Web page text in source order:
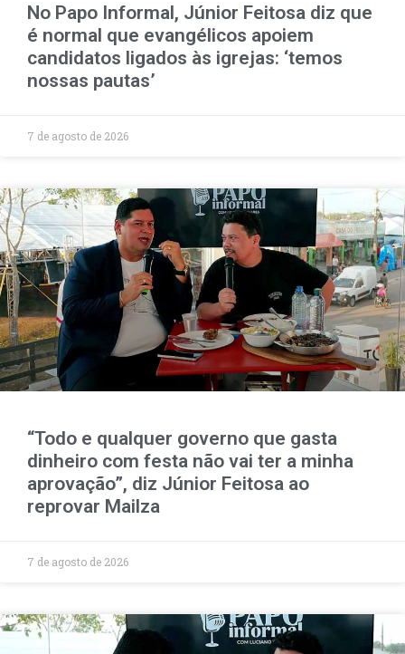
No Papo Informal, Júnior Feitosa diz que
é normal que evangélicos apoiem
candidatos ligados às igrejas: ‘temos
nossas pautas’
7 de agosto de 2026
“Todo e qualquer governo que gasta
dinheiro com festa não vai ter a minha
aprovação”, diz Júnior Feitosa ao
reprovar Mailza
7 de agosto de 2026